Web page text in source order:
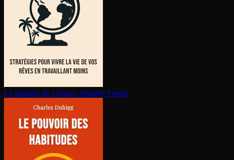
La semaine de 4 heures Timothy Ferriss